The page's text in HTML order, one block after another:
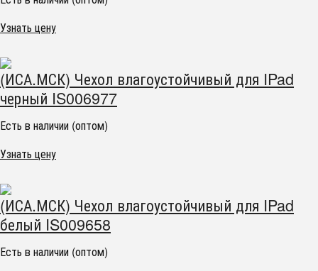
Узнать цену
(ИСА.МСК) Чехол влагоустойчивый для IPad
черный IS006977
Есть в наличии (оптом)
Узнать цену
(ИСА.МСК) Чехол влагоустойчивый для IPad
белый IS009658
Есть в наличии (оптом)